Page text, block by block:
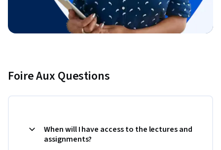
Foire Aux Questions
When will I have access to the lectures and
assignments?